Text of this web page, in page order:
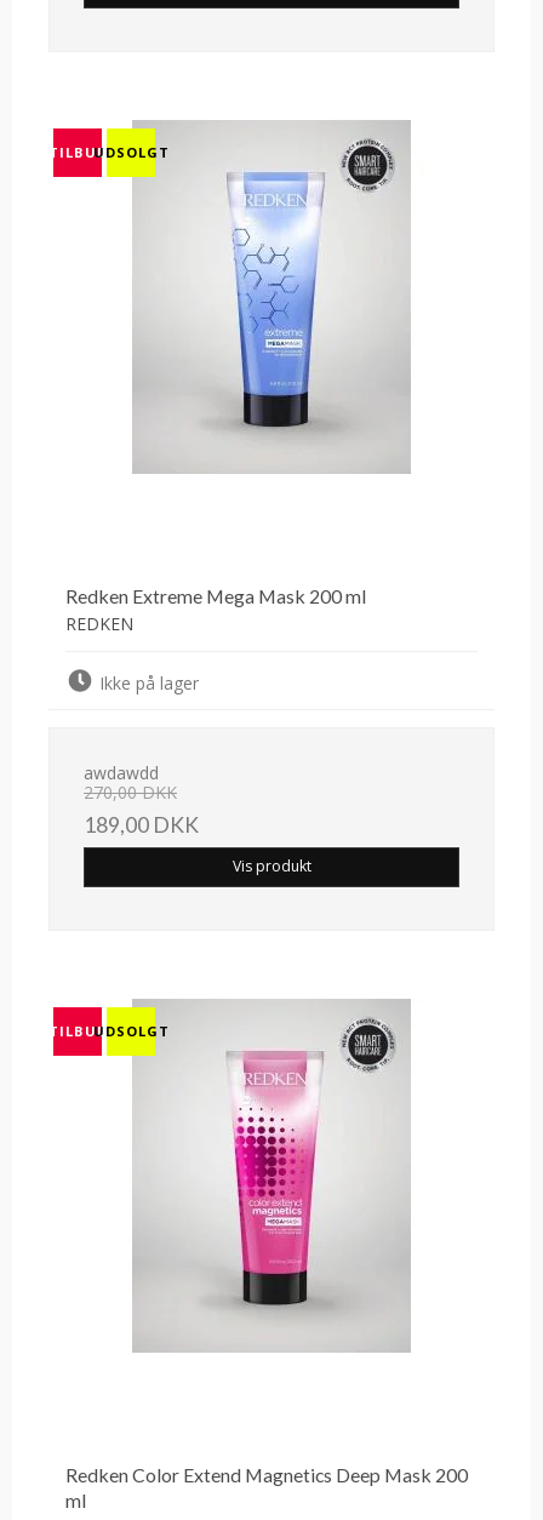
TILBUDUDSOLGT
Redken Extreme Mega Mask 200 ml
REDKEN
Ikke på lager
awdawdd
270,00 DKK
189,00 DKK
Vis produkt
TILBUDUDSOLGT
Redken Color Extend Magnetics Deep Mask 200
ml